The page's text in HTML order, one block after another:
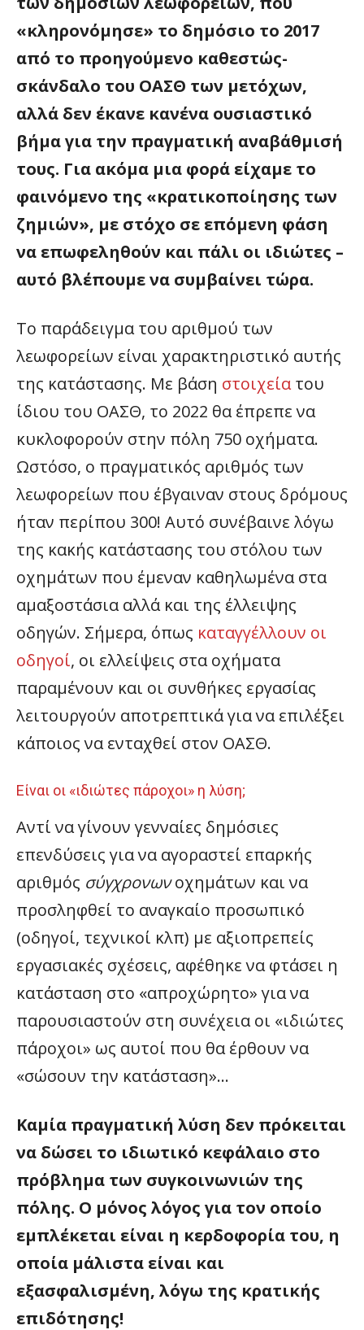
«κληρονόμησε» το δημόσιο το 2017
από το προηγούμενο καθεστώς-
σκάνδαλο του ΟΑΣΘ των μετόχων,
αλλά δεν έκανε κανένα ουσιαστικό
βήμα για την πραγματική αναβάθμισή
τους. Για ακόμα μια φορά είχαμε το
φαινόμενο της «κρατικοποίησης των
ζημιών», με στόχο σε επόμενη φάση
να επωφεληθούν και πάλι οι ιδιώτες –
αυτό βλέπουμε να συμβαίνει τώρα.
Το παράδειγμα του αριθμού των
λεωφορείων είναι χαρακτηριστικό αυτής
της κατάστασης. Με βάση στοιχείατου
ίδιου του ΟΑΣΘ, το 2022 θα έπρεπε να
κυκλοφορούν στην πόλη 750 οχήματα.
Ωστόσο, ο πραγματικός αριθμός των
λεωφορείων που έβγαιναν στους δρόμους
ήταν περίπου 300! Αυτό συνέβαινε λόγω
της κακής κατάστασης του στόλου των
οχημάτων που έμεναν καθηλωμένα στα
αμαξοστάσια αλλά και της έλλειψης
οδηγών. Σήμερα, όπως καταγγέλλουν οι
οδηγοί, οι ελλείψεις στα οχήματα
παραμένουν και οι συνθήκες εργασίας
λειτουργούν αποτρεπτικά για να επιλέξει
κάποιος να ενταχθεί στον ΟΑΣΘ.
Είναι οι «ιδιώτες πάροχοι» η λύση;
Αντί να γίνουν γενναίες δημόσιες
επενδύσεις για να αγοραστεί επαρκής
αριθμός σύγχρονωνοχημάτων και να
προσληφθεί το αναγκαίο προσωπικό
(οδηγοί, τεχνικοί κλπ) με αξιοπρεπείς
εργασιακές σχέσεις, αφέθηκε να φτάσει η
κατάσταση στο «απροχώρητο» για να
παρουσιαστούν στη συνέχεια οι «ιδιώτες
πάροχοι» ως αυτοί που θα έρθουν να
«σώσουν την κατάσταση»…
Καμία πραγματική λύση δεν πρόκειται
να δώσει το ιδιωτικό κεφάλαιο στο
πρόβλημα των συγκοινωνιών της
πόλης. Ο μόνος λόγος για τον οποίο
εμπλέκεται είναι η κερδοφορία του, η
οποία μάλιστα είναι και
εξασφαλισμένη, λόγω της κρατικής
επιδότησης!